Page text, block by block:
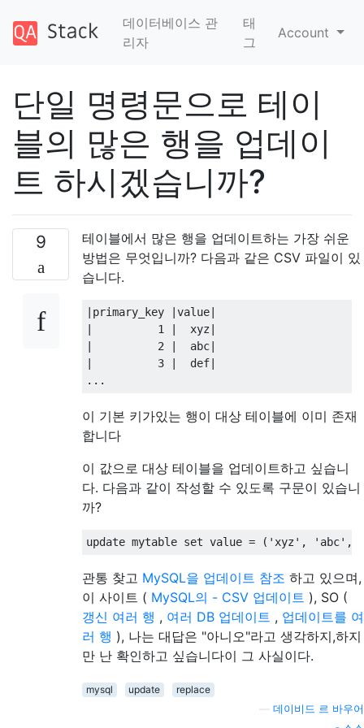
데이터베이스 관
리자
태
그
Account
단일 명령문으로 테이
블의 많은 행을 업데이
트 하시겠습니까?
9
테이블에서 많은 행을 업데이트하는 가장 쉬운
방법은 무엇입니까? 다음과 같은 CSV 파일이 있
습니다.
primary_key value
1
  xyz
2
  abc
3
  def
...
이 기본 키가있는 행이 대상 테이블에 이미 존재
합니다
이 값으로 대상 테이블을 업데이트하고 싶습니
다. 다음과 같이 작성할 수 있도록 구문이 있습니
까?
update mytable set value = ( 'xyz' , 'abc' ,
관통 찾고 MySQL을 업데이트 참조 하고 있으며,
이 사이트 ( MySQL의 - CSV 업데이트 ), SO (
갱신 여러 행 , 여러 DB 업데이트 , 업데이트를 여
러 행 ), 나는 대답은 "아니오"라고 생각하지,하지
만 난 확인하고 싶습니다이 그 사실이다.
mysql update
replace
데이비드 르 바우어